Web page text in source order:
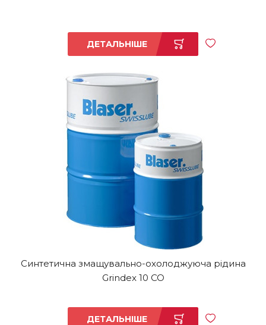
ДЕТАЛЬНІШЕ
Синтетична змащувально-охолоджуюча рідина
Grindex 10 CO
ДЕТАЛЬНІШЕ